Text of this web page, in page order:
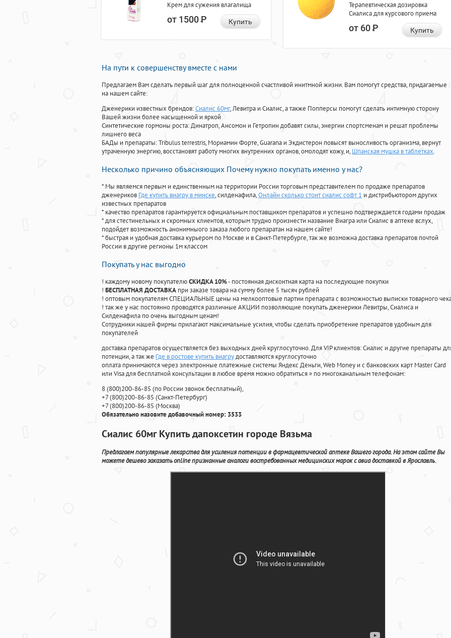
Крем для сужения влагалища
от 1500Р Купить
Терапевтическая дозировка
Сиалиса для курсового приема
от 60Р Купить
На пути к совершенству вместе с нами
Предлагаем Вам сделать первый шаг для полноценной счастливой инитмной жизни. Вам помогут средства, придагаемые
на нашем сайте:
Дженерики известных брендов:Сиалис 60мг, Левитра и Сиалис, а также Попперсы помогут сделать интимную сторону
Вашей жизни более насыщенной и яркой
Синтетические гормоны роста: Динатроп, Ансомон и Гетропин добавят силы, энергии спортсменам и решат проблемы
лишнего веса
БАДы и препараты:Tribulus terrestris, Мориамин Форте, Guarana и Экдистерон повысят выносливость организма, вернут
утраченную энергию, восстановят работу многих внутренних органов, омолодят кожу, и, Шпанская мушка в таблетках.
Несколько причино объясняющих Почему нужно покупать именно у нас?
* Мы являемся первым и единственным на территории России торговым представителем по продаже препаратов
дженериков Где купить виагру в минске, силденафила,Онлайн сколько стоит сиалис софт 1 и дистрибьютором других
известных препаратов
* качество препаратов гарантируется официальным поставщиком препаратов и успешно подтверждается годами продаж
* для стестинельных и скромных клиентов, которым трудно произнести название Виагра или Сиалис в аптеке вслух,
подойдет возможность анонимныого заказа любого препаратан на нашем сайте!
* быстрая и удобная доставка курьером по Москве и в Санкт-Петербурге, так же возможна доставка препаратов почтой
России в другие регионы 1м классом
Покупать у нас выгодно
! каждому новому покупателюСКИДКА 10%- постоянная дисконтная карта на последующие покупки
! БЕСПЛАТНАЯ ДОСТАВКА при заказе товара на сумму более 5 тысяч рублей
! оптовым покупателям СПЕЦИАЛЬНЫЕ цены на мелкооптовые партии препарата с возможностью выписки товарного
! так же у нас постоянно проводятся различные АКЦИИ позволяющие покупать дженерики Левитры, Сиалиса и
Силденафила по очень выгодным ценам!
Cотрудники нашей фирмы прилагают максимальные усилия, чтобы сделать приобретение препаратов удобным для
покупателей
доставка препаратов осуществляется без выходных дней круглосуточно. Для VIP клиентов: Сиалис и другие препараты
потенции, а так же Где в ростове купить виагрудоставляются круглосуточно
оплата принимаются через электронные платежные системы Яндекс Деньги, Web Money и с банковских карт Master Card
или Visa для бесплатной консультации в любое время можно обратиться» по многоканальным телефонам:
8(800)200-86-85 (по России звонок бесплатный),
+7(800)200-86-85 (Санкт-Петербург)
+7(800)200-86-85 (Москва)
Обязательно назовите добавочный номер: 3533
Сиалис 60мг Купить дапоксетин городе Вязьма
Предлагаем популярные лекарства для усиления потенции в фармацевтической аптеке Вашего города. На этом сайте Вы
можете дешево заказать online признанные аналоги востребованных медицинских марок с авиа доставкой в Ярославль.